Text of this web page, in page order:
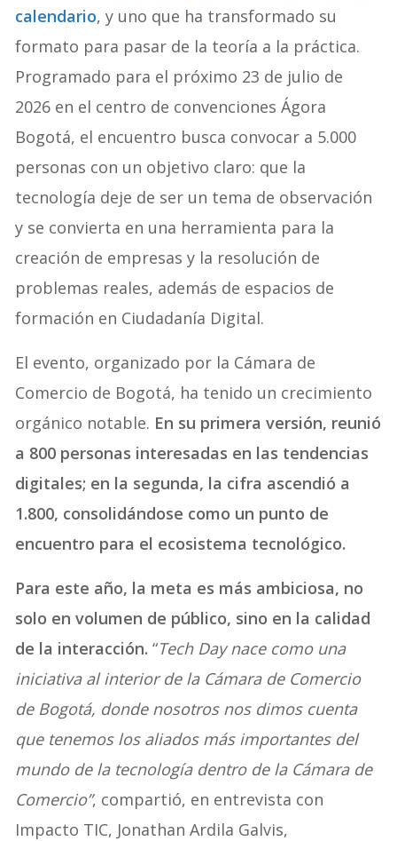
calendario, y uno que ha transformado su
formato para pasar de la teoría a la práctica.
Programado para el próximo 23 de julio de
2026 en el centro de convenciones Ágora
Bogotá, el encuentro busca convocar a 5.000
personas con un objetivo claro: que la
tecnología deje de ser un tema de observación
y se convierta en una herramienta para la
creación de empresas y la resolución de
problemas reales, además de espacios de
formación en Ciudadanía Digital.
El evento, organizado por la Cámara de
Comercio de Bogotá, ha tenido un crecimiento
orgánico notable. En su primera versión, reunió
a 800 personas interesadas en las tendencias
digitales; en la segunda, la cifra ascendió a
1.800, consolidándose como un punto de
encuentro para el ecosistema tecnológico.
Para este año, la meta es más ambiciosa, no
solo en volumen de público, sino en la calidad
de la interacción. “Tech Day nace como una
iniciativa al interior de la Cámara de Comercio
de Bogotá, donde nosotros nos dimos cuenta
que tenemos los aliados más importantes del
mundo de la tecnología dentro de la Cámara de
Comercio”, compartió, en entrevista con
Impacto TIC, Jonathan Ardila Galvis,